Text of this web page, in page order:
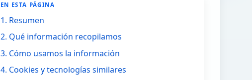
EN ESTA PÁGINA
1. Resumen
2. Qué información recopilamos
3. Cómo usamos la información
4. Cookies y tecnologías similares